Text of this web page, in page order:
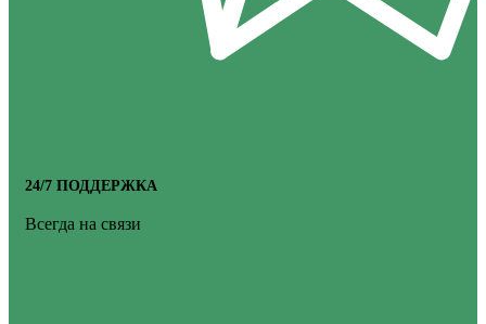
24/7 ПОДДЕРЖКА
Всегда на связи